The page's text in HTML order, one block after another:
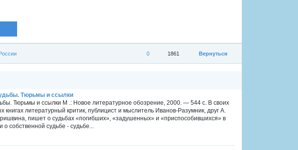
Вернуться
1861
0
Тюрьмы и ссылки
Тюрьмы и ссылки М .: Новое литературное обозрение, 2000. — 544 с. В своих
литературный критик, публицист и мыслитель Иванов-Разумник, друг А.
пишет о судьбах «погибших», «задушенных» и «приспособившихся» в
собственной судьбе - судьбе...